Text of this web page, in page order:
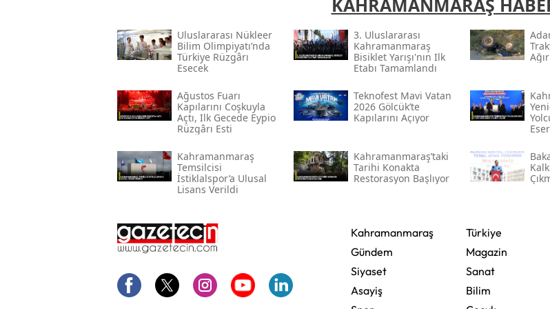
Zonguldak
Kırıkkale
KAHRAMANMARAŞ
Uluslararası Nükleer
Bilim Olimpiyatı’nda
Türkiye Rüzgârı
Esecek
3. Uluslararası
Kahramanmaraş
Bisiklet Yarışı'nın Ilk
Etabı Tamamlandı
Ağustos Fuarı
Kapılarını Coşkuyla
Açtı, Ilk Gecede Eypio
Rüzgârı Esti
Teknofest Mavi Vatan
2026 Gölcük’te
Kapılarını Açıyor
Kahramanmaraş
Temsilcisi
İstiklalspor’a Ulusal
Lisans Verildi
Kahramanmaraş’taki
Tarihi Konakta
Restorasyon Başlıyor
Kahramanmaraş
Gündem
Siyaset
Asayiş
Türkiye
Magazin
Sanat
Bilim